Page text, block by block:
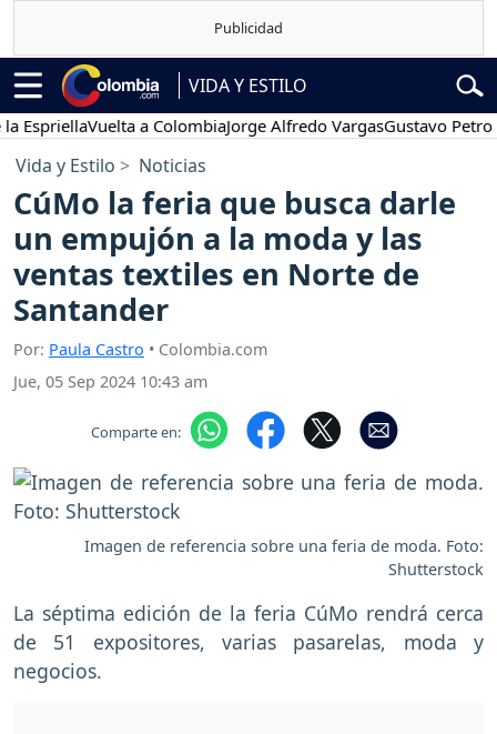
VIDA Y ESTILO
Vuelta a ColombiaJorge Alfredo VargasGustavo Petro
Vida y Estilo Noticias
CúMo la feria que busca darle
un empujón a la moda y las
ventas textiles en Norte de
Santander
Por: Paula Castro • Colombia.com
Jue, 05 Sep 2024 10:43 am
Comparte en:
Imagen de referencia sobre una feria de moda. Foto:
Shutterstock
La séptima edición de la feria CúMo rendrá cerca
de 51 expositores, varias pasarelas, moda y
negocios.